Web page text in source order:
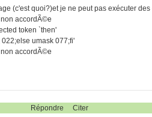
(c'est quoi?)et je ne peut pas exécuter
accordÃ©e
token `then'
umask 077;fi'
accordÃ©e
Répondre Citer